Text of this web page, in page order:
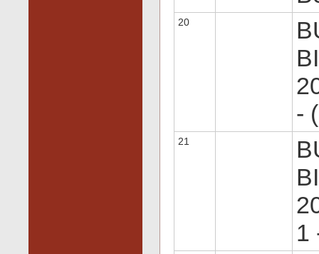
20
-
21
1